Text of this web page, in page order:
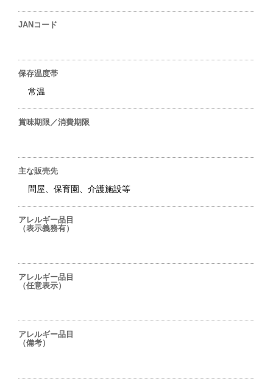
JANコード
保存温度帯
常温
賞味期限／消費期限
主な販売先
問屋、保育園、介護施設等
アレルギー品目
（表示義務有）
アレルギー品目
（任意表示）
アレルギー品目
（備考）